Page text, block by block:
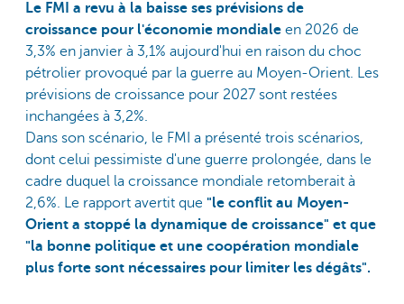
Le FMI a revu à la baisse ses prévisions de
croissance pour l'économie mondiale en 2026 de
3,3% en janvier à 3,1% aujourd'hui en raison du choc
pétrolier provoqué par la guerre au Moyen-Orient. Les
prévisions de croissance pour 2027 sont restées
inchangées à 3,2%.
Dans son scénario, le FMI a présenté trois scénarios,
dont celui pessimiste d'une guerre prolongée, dans le
cadre duquel la croissance mondiale retomberait à
2,6%. Le rapport avertit que "le conflit au Moyen-
Orient a stoppé la dynamique de croissance" et que
"la bonne politique et une coopération mondiale
plus forte sont nécessaires pour limiter les dégâts".